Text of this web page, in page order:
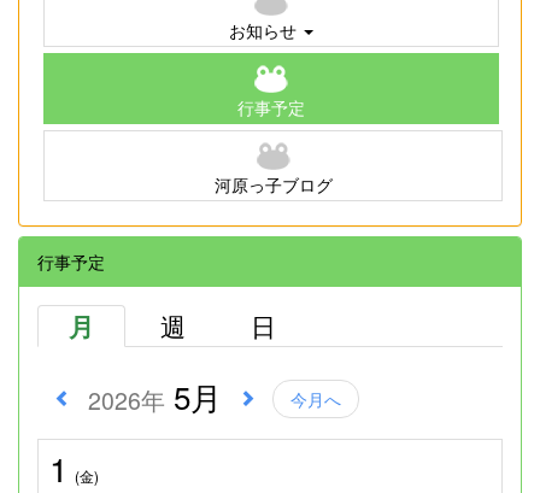
お知らせ
行事予定
河原っ子ブログ
行事予定
月 週 日
2026年 5月 今月へ
1 (金)